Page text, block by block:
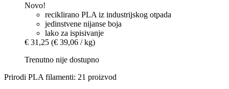
Novo!
reciklirano PLA iz industrijskog otpada
jedinstvene nijanse boja
lako za ispisivanje
€ 31,25 (€ 39,06 / kg)
Trenutno nije dostupno
Prirodi PLA filamenti: 21 proizvod